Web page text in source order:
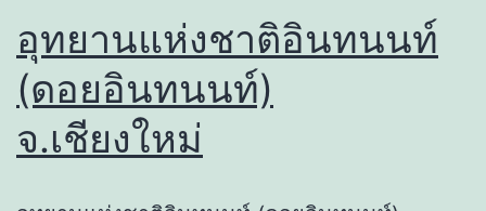
อุทยานแห่งชาติอินทนนท์
(ดอยอินทนนท์)
จ.เชียงใหม่